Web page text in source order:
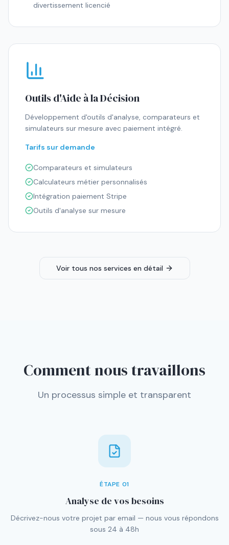
divertissement licencié
Outils d'Aide à la Décision
Développement d'outils d'analyse, comparateurs et
simulateurs sur mesure avec paiement intégré.
Tarifs sur demande
Comparateurs et simulateurs
Calculateurs métier personnalisés
Intégration paiement Stripe
Outils d'analyse sur mesure
Voir tous nos services en détail
Comment nous travaillons
Un processus simple et transparent
ÉTAPE 01
Analyse de vos besoins
Décrivez-nous votre projet par email — nous vous répondons
sous 24 à 48h